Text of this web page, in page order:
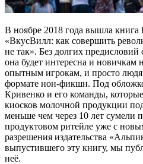
В ноябре 2018 года вышла
«ВкусВилл: как совершить
не так». Без долгих
она будет интересна и новичкам
опытным игрокам, и просто
формате нон-фикшн. Под
Кривенко и его команды,
киосков молочной продукции
меньше чем через 10 лет сумели
продуктовом ритейле уже с
разрешения издательства
выпустившего эту книгу, мы
неё.